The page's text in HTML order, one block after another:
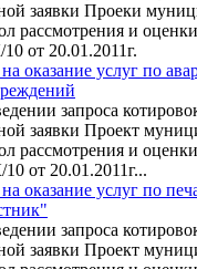
заявки Проеки
рассмотрения и
от 20.01.2011г.
оказание услуг по
запроса
заявки Проект
рассмотрения и
от 20.01.2011г...
оказание услуг по
запроса
заявки Проект